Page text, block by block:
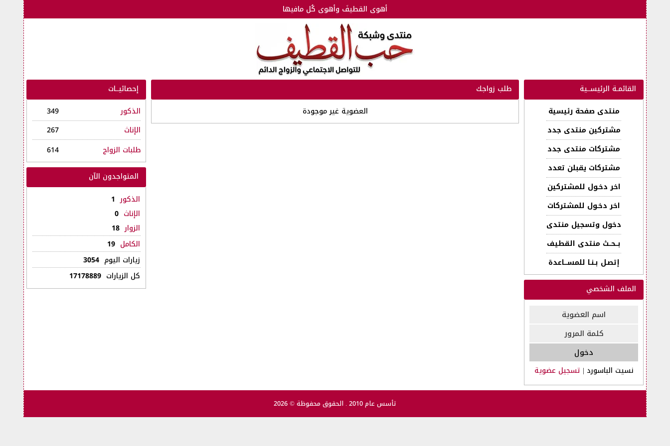
أهوى القطيفَ وأهوى كُل مافيها
القائمـة الرئيســية
منتدى صفحة رئيسية
مشتركين منتدى جدد
مشتركات منتدى جدد
مشتركات يقبلن تعدد
اخر دخـول للمشتركين
اخر دخـول للمشتركات
دخول وتسجيل منتدى
بــحــث منتدى القطيف
إتصـل بـنـا للمســـاعدة
الملف الشخصي
نسيت الباسورد | تسجيل عضوية
طلب زواجك
العضوية غير موجودة
إحصائيــات
الذكور
349
الإناث
267
طلبات الزواج
614
المتواجدون الآن
الذكور 1
الإناث 0
الزوار 18
الكامل 19
زيارات اليوم3054
كل الزيارات17178889
تأسس عام 2010 . الحقوق محفوظة © 2026